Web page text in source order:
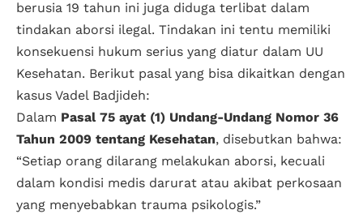
berusia 19 tahun ini juga diduga terlibat dalam
tindakan aborsi ilegal. Tindakan ini tentu memiliki
konsekuensi hukum serius yang diatur dalam UU
Kesehatan. Berikut pasal yang bisa dikaitkan dengan
kasus Vadel Badjideh:
Dalam Pasal 75 ayat (1) Undang-Undang Nomor 36
Tahun 2009 tentang Kesehatan, disebutkan bahwa:
“Setiap orang dilarang melakukan aborsi, kecuali
dalam kondisi medis darurat atau akibat perkosaan
yang menyebabkan trauma psikologis.”